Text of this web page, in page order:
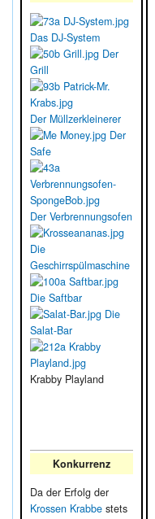
Das DJ-System
Der
Grill
Der Müllzerkleinerer
Der
Safe
Der Verbrennungsofen
Die
Geschirrspülmaschine
Die Saftbar
Die
Salat-Bar
Krabby Playland
Konkurrenz
Da der Erfolg der
Krossen Krabbe stets